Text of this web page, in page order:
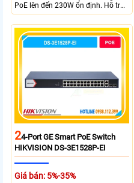
PoE lên đến 230W ổn định. Hỗ trợ
truyền PoE xa đến 300 mét. Băng
thông chuyển mạch đạt 68 Gbps
mạnh mẽ.
24-Port GE Smart PoE Switch
HIKVISION DS-3E1528P-EI
Giá bán: 5%-35%